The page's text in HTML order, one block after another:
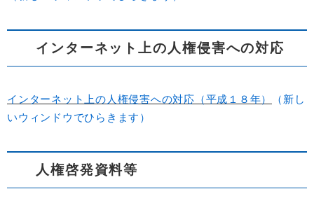
インターネット上の人権侵害への対応
インターネット上の人権侵害への対応（平成１８年）
（新し
いウィンドウでひらきます）
人権啓発資料等